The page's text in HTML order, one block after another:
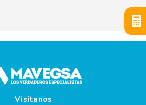
Visítanos